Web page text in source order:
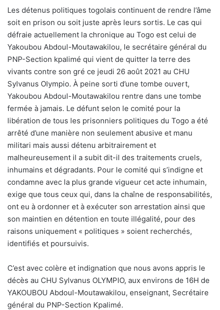
Les détenus politiques togolais continuent de rendre l’âme
soit en prison ou soit juste après leurs sortis. Le cas qui
défraie actuellement la chronique au Togo est celui de
Yakoubou Abdoul-Moutawakilou, le secrétaire général du
PNP-Section kpalimé qui vient de quitter la terre des
vivants contre son gré ce jeudi 26 août 2021 au CHU
Sylvanus Olympio. À peine sorti d’une tombe ouvert,
Yakoubou Abdoul-Moutawakilou rentre dans une tombe
fermée à jamais. Le défunt selon le comité pour la
libération de tous les prisonniers politiques du Togo a été
arrêté d’une manière non seulement abusive et manu
militari mais aussi détenu arbitrairement et
malheureusement il a subit dit-il des traitements cruels,
inhumains et dégradants. Pour le comité qui s’indigne et
condamne avec la plus grande vigueur cet acte inhumain,
exige que tous ceux qui, dans la chaîne de responsabilités,
ont eu à ordonner et à exécuter son arrestation ainsi que
son maintien en détention en toute illégalité, pour des
raisons uniquement « politiques » soient recherchés,
identifiés et poursuivis.
C’est avec colère et indignation que nous avons appris le
décès au CHU Sylvanus OLYMPIO, aux environs de 16H de
YAKOUBOU Abdoul-Moutawakilou, enseignant, Secrétaire
général du PNP-Section Kpalimé.